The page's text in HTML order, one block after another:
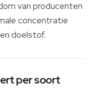
van producenten
concentratie
doelstof.
per soort